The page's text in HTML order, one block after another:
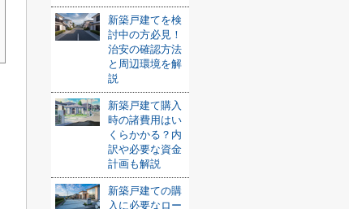
新築戸建てを検
討中の方必見！
治安の確認方法
と周辺環境を解
説
新築戸建て購入
時の諸費用はい
くらかかる？内
訳や必要な資金
計画も解説
新築戸建ての購
入に必要なロー